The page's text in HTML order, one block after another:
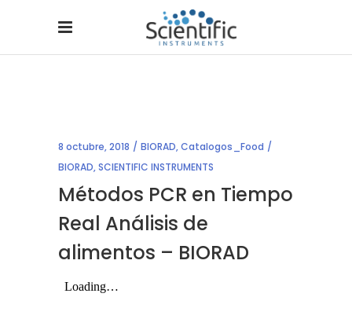
8 octubre, 2018 BIORAD,Catalogos_Food
BIORAD,SCIENTIFIC INSTRUMENTS
Métodos PCR en Tiempo
Real Análisis de
alimentos – BIORAD